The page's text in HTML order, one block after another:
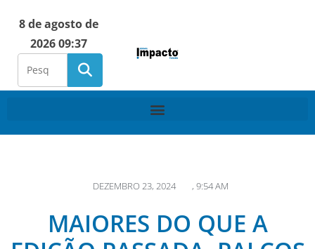
8 de agosto de
2026 09:37
DEZEMBRO 23, 2024 , 9:54 AM
MAIORES DO QUE A